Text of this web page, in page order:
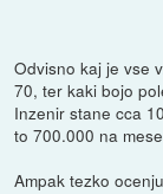
Odvisno kaj je vse
70, ter kaki bojo
Inzenir stane cca
to 700.000 na
Ampak tezko